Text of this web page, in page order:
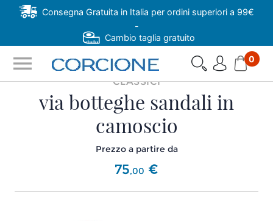
Consegna Gratuita in Italia per ordini superiori a 99€
-
Cambio taglia gratuito
menu 0
CLASSICI
via botteghe sandali in
camoscio
Prezzo a partire da
75,00 €